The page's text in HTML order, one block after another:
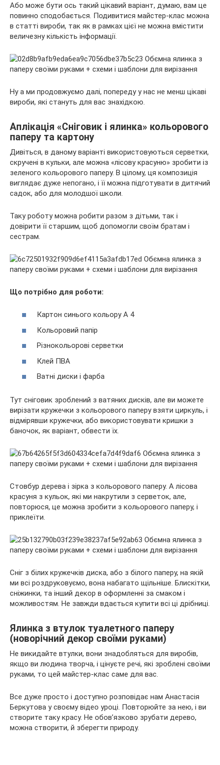
Або може бути ось такий цікавий варіант, думаю, вам це
повинно сподобається. Подивитися майстер-клас можна
в статті вироби, так як в рамках цієї не можна вмістити
величезну кількість інформації.
Ну а ми продовжуємо далі, попереду у нас не менш цікаві
вироби, які стануть для вас знахідкою.
Аплікація «Сніговик і ялинка» кольорового
паперу та картону
Дивіться, в даному варіанті використовуються серветки,
скручені в кульки, але можна «лісову красуню» зробити із
зеленого кольорового паперу. В цілому, ця композиція
виглядає дуже непогано, і її можна підготувати в дитячий
садок, або для молодшої школи.
Таку роботу можна робити разом з дітьми, так і
довірити її старшим, щоб допомогли своїм братам і
сестрам.
Що потрібно для роботи:
Картон синього кольору А 4
Кольоровий папір
Різнокольорові серветки
Клей ПВА
Ватні диски і фарба
Тут сніговик зроблений з ватяних дисків, але ви можете
вирізати кружечки з кольорового паперу взяти циркуль, і
відмірявши кружечки, або використовувати кришки з
баночок, як варіант, обвести їх.
Стовбур дерева і зірка з кольорового паперу. А лісова
красуня з кульок, які ми накрутили з серветок, але,
повторюся, це можна зробити з кольорового паперу, і
приклеїти.
Сніг з білих кружечків диска, або з білого паперу, на якій
ми всі роздруковуємо, вона набагато щільніше. Блискітки,
сніжинки, та інший декор в оформленні за смаком і
можливостям. Не завжди вдається купити всі ці дрібниці.
Ялинка з втулок туалетного паперу
(новорічний декор своїми руками)
Не викидайте втулки, вони знадобляться для виробів,
якщо ви людина творча, і цінуєте речі, які зроблені своїми
руками, то цей майстер-клас саме для вас.
Все дуже просто і доступно розповідає нам Анастасія
Беркутова у своєму відео уроці. Повторюйте за нею, і ви
створите таку красу. Не обов’язково зрубати дерево,
можна створити, й зберегти природу.